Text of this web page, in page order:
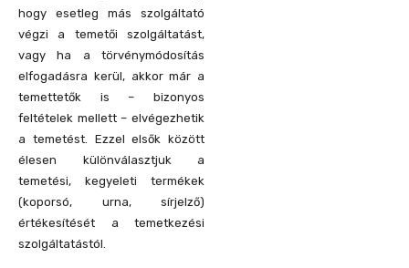
hogy esetleg más szolgáltató
végzi a temetői szolgáltatást,
vagy ha a törvénymódosítás
elfogadásra kerül, akkor már a
temettetők is – bizonyos
feltételek mellett – elvégezhetik
a temetést. Ezzel elsők között
élesen különválasztjuk a
temetési, kegyeleti termékek
(koporsó, urna, sírjelző)
értékesítését a temetkezési
szolgáltatástól.